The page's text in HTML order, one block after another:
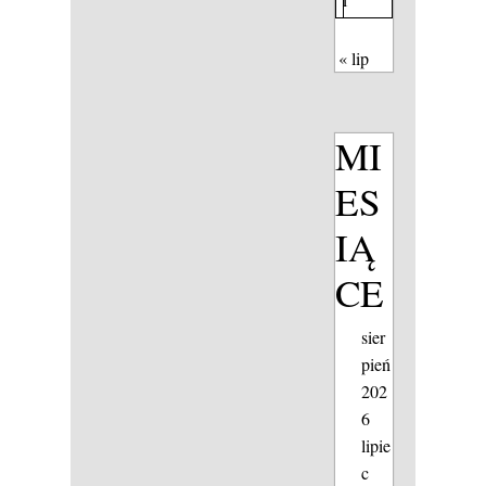
« lip
MI
ES
IĄ
CE
sier
pień
202
6
lipie
c